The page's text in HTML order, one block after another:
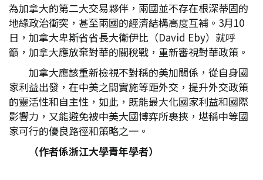
為加拿大的第二大交易夥伴，兩國並不存在根深蒂固的
地緣政治衝突，甚至兩國的經濟結構高度互補。3月10
日，加拿大卑斯省省長大衛伊比（David Eby）就呼
籲，加拿大應放棄對華的關稅戰，重新審視對華政策。
加拿大應該重新檢視不對稱的美加關係，從自身國
家利益出發，在中美之間實施等距外交，提升外交政策
的靈活性和自主性，如此，既能最大化國家利益和國際
影響力，又能避免被中美大國博弈所裹挾，堪稱中等國
家可行的優良路徑和策略之一。
（作者係浙江大學青年學者）